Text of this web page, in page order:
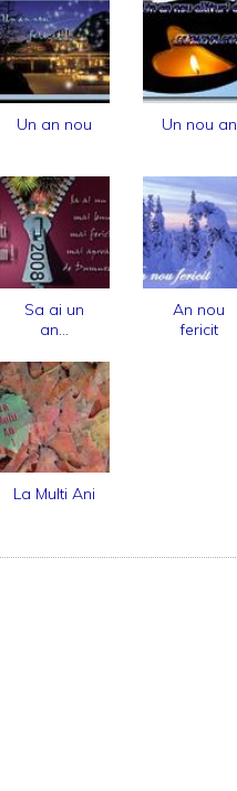
Un an nou Un nou an
Sa ai un
an...
An nou
fericit
La Multi Ani